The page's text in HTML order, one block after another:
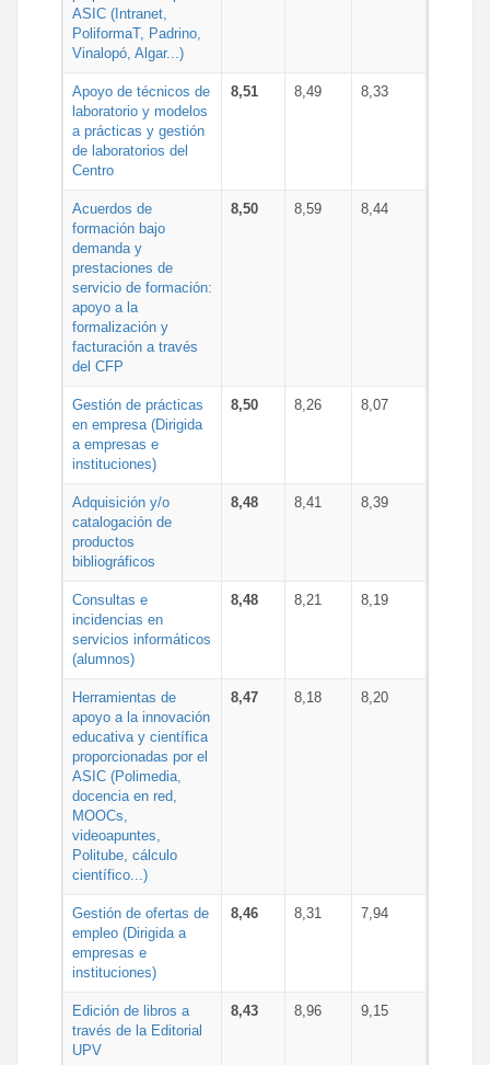
ASIC (Intranet,
PoliformaT, Padrino,
Vinalopó, Algar...)
Apoyo de técnicos de
laboratorio y modelos
a prácticas y gestión
de laboratorios del
Centro
8,51 8,49 8,33
Acuerdos de
formación bajo
demanda y
prestaciones de
servicio de formación:
apoyo a la
formalización y
facturación a través
del CFP
8,50 8,59 8,44
Gestión de prácticas
en empresa (Dirigida
a empresas e
instituciones)
8,50 8,26 8,07
Adquisición y/o
catalogación de
productos
bibliográficos
8,48 8,41 8,39
Consultas e
incidencias en
servicios informáticos
(alumnos)
8,48 8,21 8,19
Herramientas de
apoyo a la innovación
educativa y científica
proporcionadas por el
ASIC (Polimedia,
docencia en red,
MOOCs,
videoapuntes,
Politube, cálculo
científico...)
8,47 8,18 8,20
Gestión de ofertas de
empleo (Dirigida a
empresas e
instituciones)
8,46 8,31 7,94
Edición de libros a
través de la Editorial
UPV
8,43 8,96 9,15